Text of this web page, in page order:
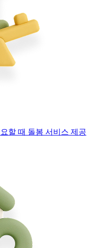
할 때 돌봄 서비스 제공